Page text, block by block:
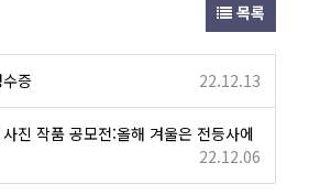
목록
증 22.12.13
진 작품 공모전:올해 겨울은 전등사에
22.12.06